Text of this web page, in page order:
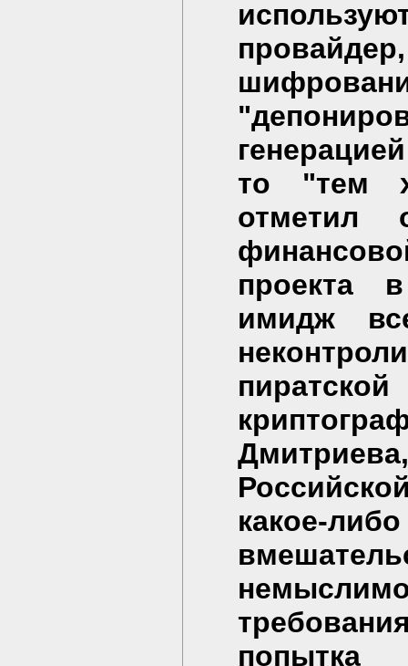
то "тем
отметил
проекта
имидж
какое-
попытка